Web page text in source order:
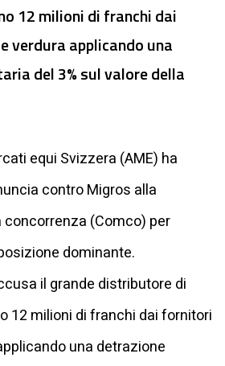
12 milioni di franchi dai
applicando una
del 3% sul valore della
equi Svizzera (AME) ha
contro Migros alla
(Comco) per
dominante.
il grande distributore di
12 milioni di franchi dai fornitori
una detrazione